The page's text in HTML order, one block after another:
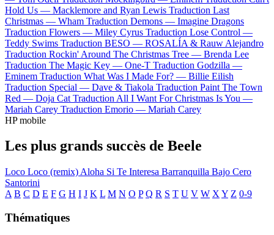
Hold Us — Macklemore and Ryan Lewis Traduction Last
Christmas — Wham Traduction Demons — Imagine Dragons
Traduction Flowers — Miley Cyrus Traduction Lose Control —
Teddy Swims Traduction BESO — ROSALÍA & Rauw Alejandro
Traduction Rockin' Around The Christmas Tree — Brenda Lee
Traduction The Magic Key — One-T Traduction Godzilla —
Eminem Traduction What Was I Made For? — Billie Eilish
Traduction Special — Dave & Tiakola Traduction Paint The Town
Red — Doja Cat Traduction All I Want For Christmas Is You —
Mariah Carey Traduction Emorio — Mariah Carey
HP mobile
Les plus grands succès de Beele
Loco Loco (remix) Aloha Si Te Interesa Barranquilla Bajo Cero
Santorini
A B C D E F G H I J K L M N O P Q R S T U V W X Y Z 0-9
Thématiques